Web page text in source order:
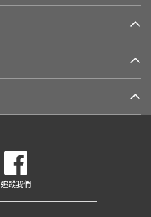
追蹤我們